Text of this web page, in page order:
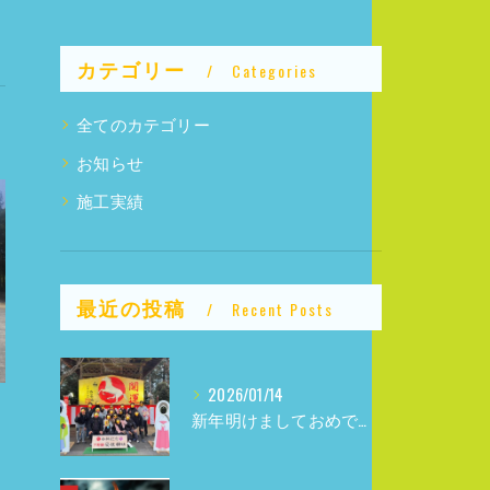
カテゴリー Categories
全てのカテゴリー
お知らせ
施工実績
最近の投稿 Recent Posts
2026/01/14
新年明けましておめでとうございます！！